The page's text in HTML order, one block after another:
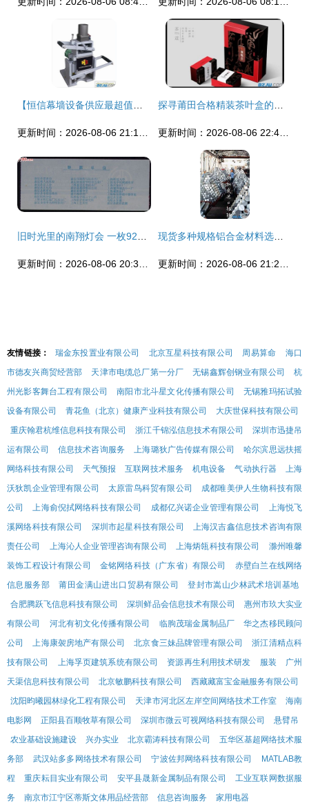
友情链接： 瑞金东投置业有限公司 北京互星科技有限公司 周易算命
海口
市德友兴商贸经营部
天津市电缆总厂第一分厂 无锡鑫辉创钢业有限公司
杭
州光影客舞台工程有限公司
南阳市北斗星文化传播有限公司
无锡雅玛拓试验
设备有限公司
青花鱼（北京）健康产业科技有限公司
大庆世保科技有限公司
重庆翰君杭维信息科技有限公司
浙江千锦泓信息技术有限公司
深圳市迅捷吊
运有限公司
信息技术咨询服务 上海璐狄广告传媒有限公司
哈尔滨思远扶摇
网络科技有限公司
天气预报 互联网技术服务 机电设备 气动执行器
上海
沃狄凯企业管理有限公司
太原雷鸟科贸有限公司
成都唯美伊人生物科技有限
公司
上海俞倪拭网络科技有限公司 成都亿兴诺企业管理有限公司
上海悦飞
溪网络科技有限公司
深圳市起星科技有限公司
上海汉吉鑫信息技术咨询有限
责任公司
上海沁人企业管理咨询有限公司 上海炳瓴科技有限公司
滁州唯馨
装饰工程设计有限公司
金铭网络科技（广东省）有限公司
赤壁白兰在线网络
信息服务部
莆田金满山进出口贸易有限公司
登封市嵩山少林武术培训基地
合肥腾跃飞信息科技有限公司
深圳鲜品会信息技术有限公司
惠州市玖大实业
有限公司
河北有初文化传播有限公司 临朐茂瑞金属制品厂
华之杰移民顾问
公司
上海康袈房地产有限公司 北京食三妹品牌管理有限公司
浙江清精点科
技有限公司
上海孚页建筑系统有限公司 资源再生利用技术研发 服装
广州
天渠信息科技有限公司
北京敏鹏科技有限公司
西藏藏富宝金融服务有限公司
沈阳昀曦园林绿化工程有限公司
天津市河北区左岸空间网络技术工作室
海南
电影网
正阳县百顺牧草有限公司 深圳市微云可视网络科技有限公司
悬臂吊
农业基础设施建设
兴办实业 北京霸涛科技有限公司
五华区基超网络技术服
务部
武汉站多多网络技术有限公司 宁波佐邦网络科技有限公司
MATLAB教
程
重庆耘目实业有限公司 安平县晟新金属制品有限公司
工业互联网数据服
务
南京市江宁区蒂斯文体用品经营部 信息咨询服务 家用电器